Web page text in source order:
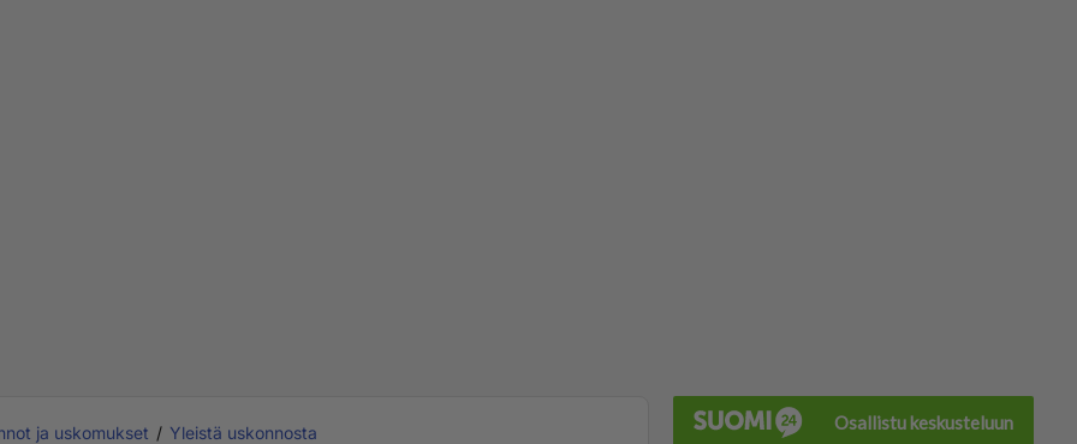
ja uskomukset Yleistä uskonnosta
Osallistu keskusteluun